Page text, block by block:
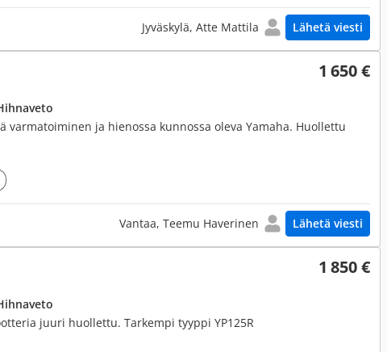
Jyväskylä, Atte Mattila Lähetä viesti
1 650 €
varmatoiminen ja hienossa kunnossa oleva Yamaha. Huollettu
Vantaa, Teemu Haverinen Lähetä viesti
1 850 €
juuri huollettu. Tarkempi tyyppi YP125R